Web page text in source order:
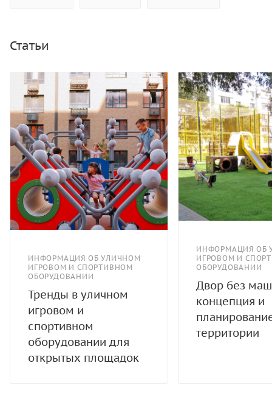
Статьи
ИНФОРМАЦИЯ ОБ УЛИЧНОМ
ИГРОВОМ И СПОРТИВНОМ
ОБОРУДОВАНИИ
Тренды в уличном
игровом и
спортивном
оборудовании для
открытых площадок
ИНФОРМАЦИЯ ОБ
ИГРОВОМ И
ОБОРУДОВАНИИ
Двор без
концепция и
территории